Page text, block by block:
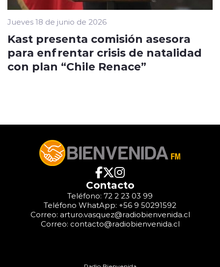
Jueves 18 de junio de 2026
Kast presenta comisión asesora
para enfrentar crisis de natalidad
con plan “Chile Renace”
Contacto
Teléfono: 72 2 23 03 99
Teléfono WhatApp: +56 9 50291592
Correo: arturo.vasquez@radiobienvenida.cl
Correo: contacto@radiobienvenida.cl